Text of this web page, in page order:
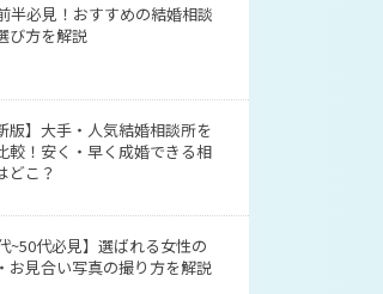
半必見！おすすめの結婚相談
び方を解説
版】大手・人気結婚相談所を
較！安く・早く成婚できる相
どこ？
~50代必見】選ばれる女性の
お見合い写真の撮り方を解説